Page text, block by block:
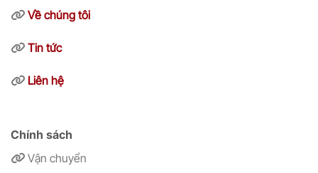
Về chúng tôi
Tin tức
Liên hệ
Chính sách
Vận chuyển